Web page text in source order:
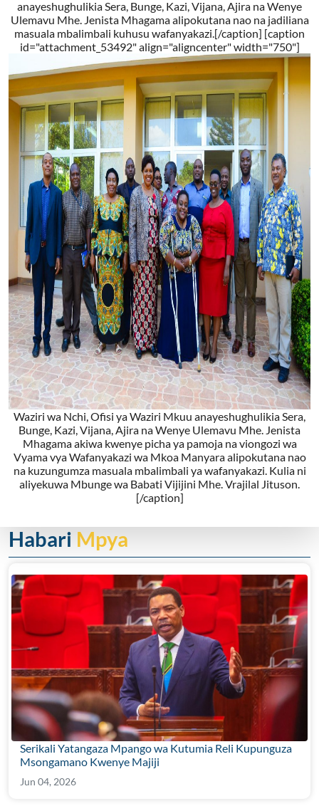
anayeshughulikia Sera, Bunge, Kazi, Vijana, Ajira na Wenye
Ulemavu Mhe. Jenista Mhagama alipokutana nao na jadiliana
masuala mbalimbali kuhusu wafanyakazi.[/caption] [caption
id="attachment_53492" align="aligncenter" width="750"]
Waziri wa Nchi, Ofisi ya Waziri Mkuu anayeshughulikia Sera,
Bunge, Kazi, Vijana, Ajira na Wenye Ulemavu Mhe. Jenista
Mhagama akiwa kwenye picha ya pamoja na viongozi wa
Vyama vya Wafanyakazi wa Mkoa Manyara alipokutana nao
na kuzungumza masuala mbalimbali ya wafanyakazi. Kulia ni
aliyekuwa Mbunge wa Babati Vijijini Mhe. Vrajilal Jituson.
[/caption]
Habari Mpya
Serikali Yatangaza Mpango wa Kutumia Reli Kupunguza
Msongamano Kwenye Majiji
Jun 04, 2026